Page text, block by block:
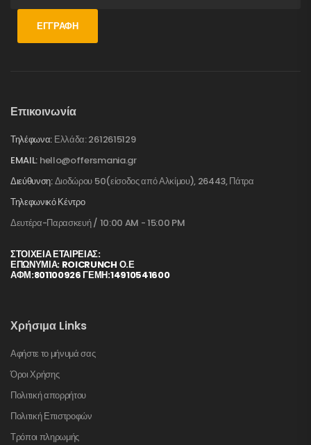
ΕΓΓΡΑΦΉ
Επικοινωνία
Τηλέφωνα: Ελλάδα: 2612615129
EMAIL: hello@offersmania.gr
Διεύθυνση:Διοδώρου 50(είσοδος από Αλκίμου), 26443, Πάτρα
Τηλεφωνικό Κέντρο
Δευτέρα-Παρασκευή / 10:00 AM - 15:00 PM
ΣΤΟΙΧΕΊΑ ΕΤΑΙΡΕΊΑΣ:
ΕΠΩΝΥΜΙΑ: ROICRUNCH Ο.Ε
ΑΦΜ:801100926 ΓΕΜΗ:14910541600
Χρήσιμα Links
Αφήστε το μήνυμά σας
Όροι Χρήσης
Πολιτική απορρήτου
Πολιτική Επιστροφών
Τρόποι πληρωμής